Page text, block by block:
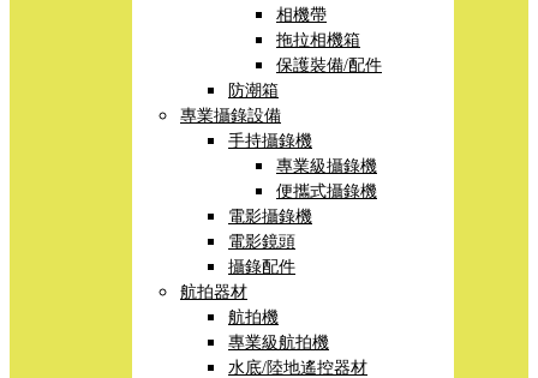
相機帶
拖拉相機箱
保護裝備/配件
防潮箱
專業攝錄設備
手持攝錄機
專業級攝錄機
便攜式攝錄機
電影攝錄機
電影鏡頭
攝錄配件
航拍器材
航拍機
專業級航拍機
水底/陸地遙控器材